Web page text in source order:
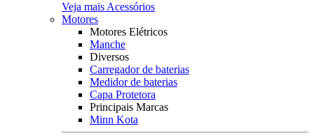
Veja mais Acessórios
Motores
Motores Elétricos
Manche
Diversos
Carregador de baterias
Medidor de baterias
Capa Protetora
Principais Marcas
Minn Kota